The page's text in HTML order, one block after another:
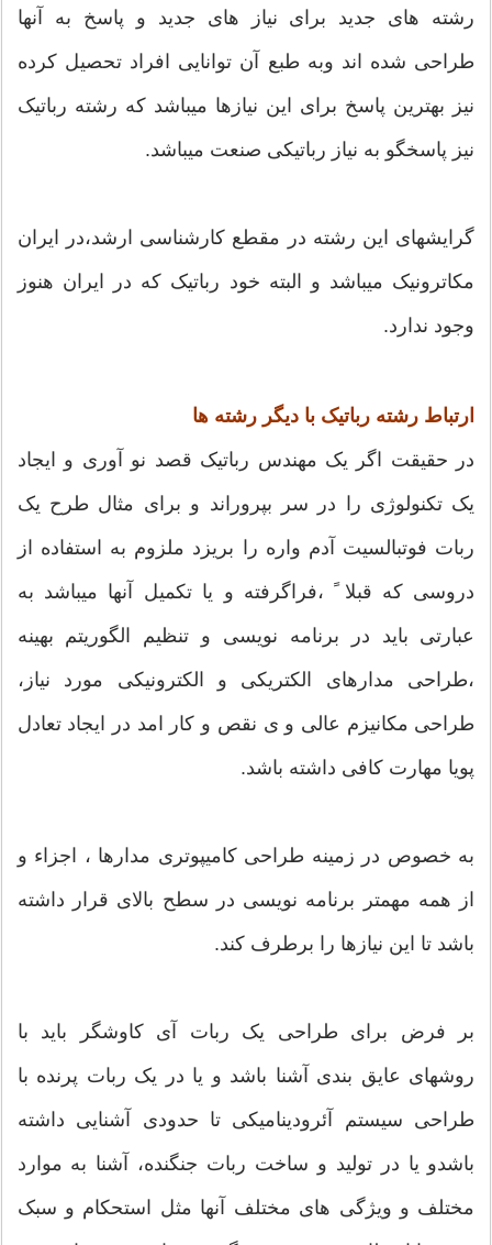
رشته های جدید برای نیاز های جدید و پاسخ به آنها
طراحی شده اند وبه طبع آن توانایی افراد تحصیل کرده
نیز بهترین پاسخ برای این نیازها میباشد که رشته رباتیک
نیز پاسخگو به نیاز رباتیکی صنعت میباشد.
گرایشهای این رشته در مقطع کارشناسی ارشد،در ایران
مکاترونیک میباشد و البته خود رباتیک که در ایران هنوز
وجود ندارد.
ارتباط رشته رباتیک با دیگر رشته ها
در حقیقت اگر یک مهندس رباتیک قصد نو آوری و ایجاد
یک تکنولوژی را در سر بپروراند و برای مثال طرح یک
ربات فوتبالسیت آدم واره را بریزد ملزوم به استفاده از
دروسی که قبلا ً ،فراگرفته و یا تکمیل آنها میباشد به
عبارتی باید در برنامه نویسی و تنظیم الگوریتم بهینه
،طراحی مدارهای الکتریکی و الکترونیکی مورد نیاز،
طراحی مکانیزم عالی و ی نقص و کار امد در ایجاد تعادل
پویا مهارت کافی داشته باشد.
به خصوص در زمینه طراحی کامیپوتری مدارها ، اجزاء و
از همه مهمتر برنامه نویسی در سطح بالای قرار داشته
باشد تا این نیازها را برطرف کند.
بر فرض برای طراحی یک ربات آی کاوشگر باید با
روشهای عایق بندی آشنا باشد و یا در یک ربات پرنده با
طراحی سیستم آئرودینامیکی تا حدودی آشنایی داشته
باشدو یا در تولید و ساخت ربات جنگنده، آشنا به موارد
مختلف و ویژگی های مختلف آنها مثل استحکام و سبک